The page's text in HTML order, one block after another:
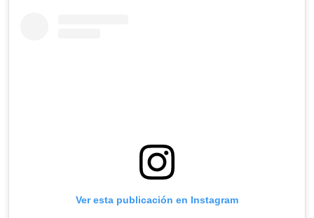
Ver esta publicación en Instagram